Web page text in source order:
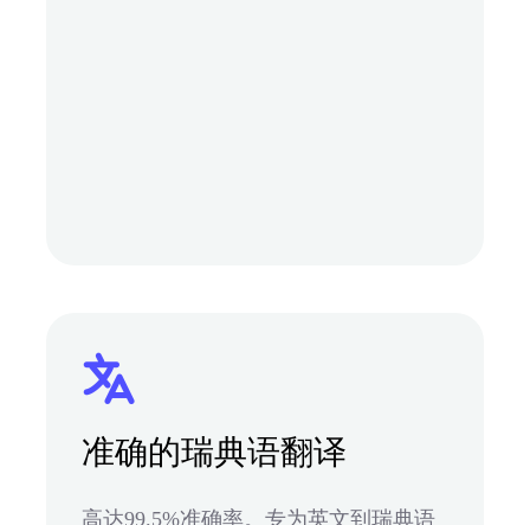
准确的瑞典语翻译
高达99.5%准确率。专为英文到瑞典语